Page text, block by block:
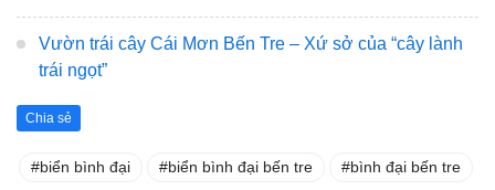
Vườn trái cây Cái Mơn Bến Tre – Xứ sở của “cây lành
trái ngọt”
Chia sẻ
biển bình đại biển bình đại bến tre bình đại bến tre